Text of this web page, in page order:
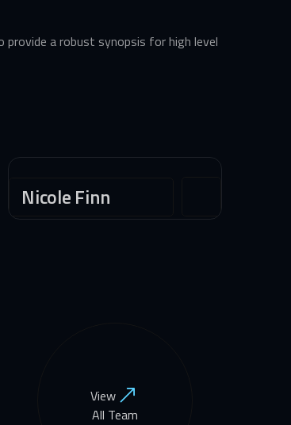
provide a robust synopsis for high level
Nicole Finn
View
All Team